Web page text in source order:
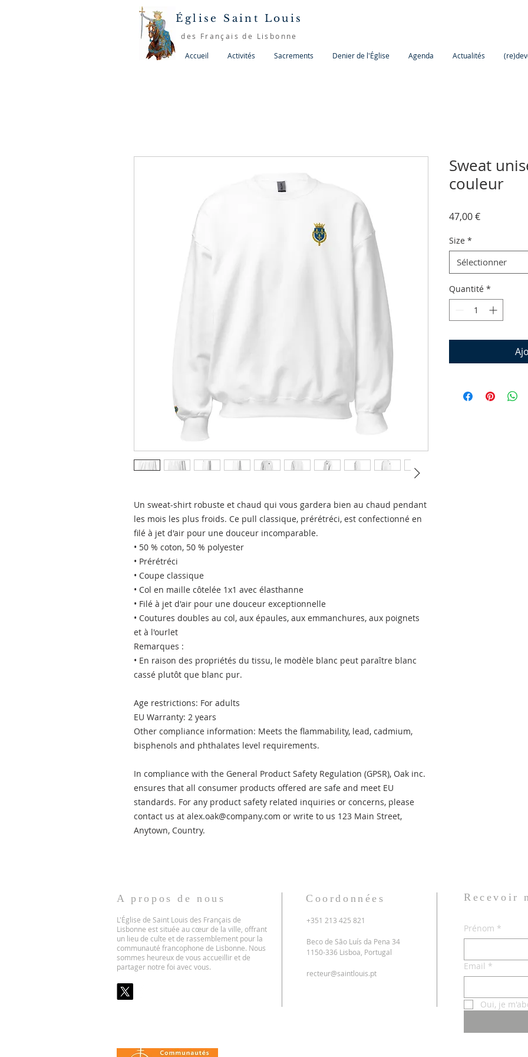
Accueil Activités Sacrements Denier de l'Église Agenda Actualités
Église Saint Louis
des Français de Lisbonne
Un sweat-shirt robuste et chaud qui vous gardera bien au chaud pendant
les mois les plus froids. Ce pull classique, prérétréci, est confectionné en
filé à jet d'air pour une douceur incomparable.
• 50 % coton, 50 % polyester
• Prérétréci
• Coupe classique
• Col en maille côtelée 1x1 avec élasthanne
• Filé à jet d'air pour une douceur exceptionnelle
• Coutures doubles au col, aux épaules, aux emmanchures, aux poignets
et à l'ourlet
Remarques :
• En raison des propriétés du tissu, le modèle blanc peut paraître blanc
cassé plutôt que blanc pur.
Age restrictions: For adults
EU Warranty: 2 years
Other compliance information: Meets the flammability, lead, cadmium,
bisphenols and phthalates level requirements.
In compliance with the General Product Safety Regulation (GPSR), Oak inc.
ensures that all consumer products offered are safe and meet EU
standards. For any product safety related inquiries or concerns, please
contact us at alex.oak@company.com or write to us 123 Main Street,
Anytown, Country.
Sweat
couleur
47,00 €Prix
Size *
Sélectionner
Quantité *
A propos de nous
L'Église de Saint Louis des Français de
Lisbonne est située au cœur de la ville, offrant
un lieu de culte et de rassemblement pour la
communauté francophone de Lisbonne. Nous
sommes heureux de vous accueillir et de
partager notre foi avec vous.
Coordonnées
+351 213 425 821
Beco de São Luís da Pena 34
1150-336 Lisboa, Portugal
recteur@saintlouis.pt
Recevoir
Prénom *
Email *
Oui, je